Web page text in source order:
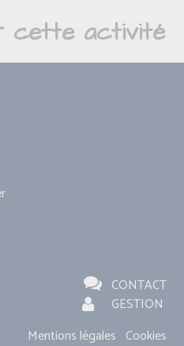
cette activité
CONTACT
GESTION
Mentions légales Cookies